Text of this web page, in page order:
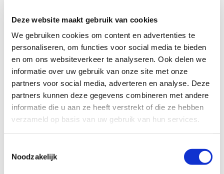
Deze website maakt gebruik van cookies
We gebruiken cookies om content en advertenties te
personaliseren, om functies voor social media te bieden
en om ons websiteverkeer te analyseren. Ook delen we
informatie over uw gebruik van onze site met onze
partners voor social media, adverteren en analyse. Deze
partners kunnen deze gegevens combineren met andere
informatie die u aan ze heeft verstrekt of die ze hebben
verzameld op basis van uw gebruik van hun services.
Noodzakelijk
evenementen.
Wethouder Hazen heeft de raadsleden verzekerd van het
belang dat de gemeente hecht aan de UWTC en haar
evenementen en dat de gemeente bij de initiatiefnemer zal
aandringen op overleg met de UWTC over dit onderwerp.
De initiatiefnemer is, vooruitlopend aan de
bestemmingsplanprocedure en de ondertekening van de
anterieure overeenkomst, gestart met de uitvoering van de
Omgevingsdialoog voor de plannen aan de
plannen, serieus neemt.